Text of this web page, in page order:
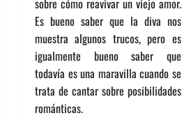
sobre cómo reavivar un viejo amor.
Es bueno saber que la diva nos
muestra algunos trucos, pero es
igualmente bueno saber que
todavía es una maravilla cuando se
trata de cantar sobre posibilidades
románticas.